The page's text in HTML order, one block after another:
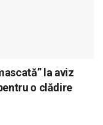
la aviz
o clădire